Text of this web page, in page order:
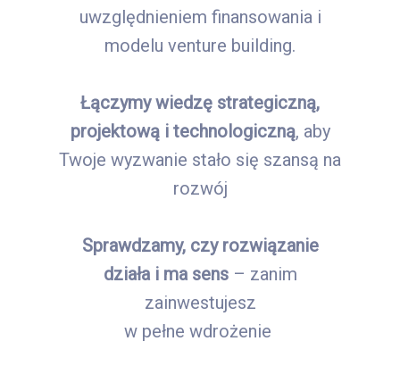
uwzględnieniem finansowania i
modelu venture building.
Łączymy wiedzę strategiczną,
projektową i technologiczną, aby
Twoje wyzwanie stało się szansą na
rozwój
Sprawdzamy, czy rozwiązanie
działa i ma sens – zanim
zainwestujesz
w pełne wdrożenie